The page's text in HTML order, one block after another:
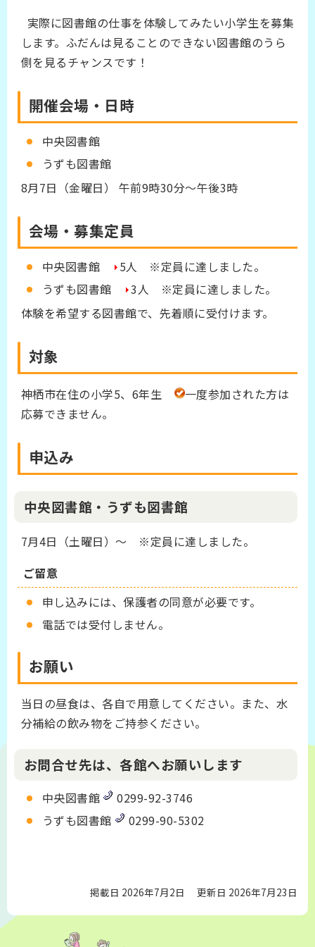
実際に図書館の仕事を体験してみたい小学生を募集
します。ふだんは見ることのできない図書館のうら
側を見るチャンスです！
開催会場・日時
中央図書館
うずも図書館
8月7日（金曜日） 午前9時30分～午後3時
会場・募集定員
中央図書館
5人 ※定員に達しました。
うずも図書館
3人 ※定員に達しました。
体験を希望する図書館で、先着順に受付けます。
対象
神栖市在住の小学5、6年生
一度参加された方は
応募できません。
申込み
中央図書館・うずも図書館
7月4日（土曜日）～ ※定員に達しました。
ご留意
申し込みには、保護者の同意が必要です。
電話では受付しません。
お願い
当日の昼食は、各自で用意してください。また、水
分補給の飲み物をご持参ください。
お問合せ先は、各館へお願いします
中央図書館
0299-92-3746
うずも図書館
0299-90-5302
掲載日 2026年7月2日 更新日 2026年7月23日